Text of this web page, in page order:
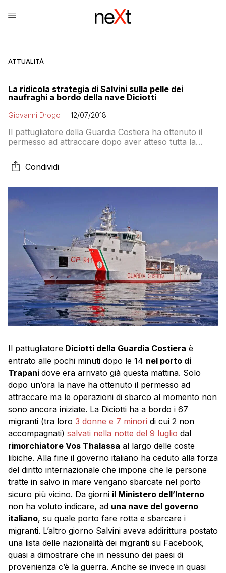
ATTUALITÀ
La ridicola strategia di Salvini sulla pelle dei
naufraghi a bordo della nave Diciotti
Giovanni Drogo 12/07/2018
Il pattugliatore della Guardia Costiera ha ottenuto il
permesso ad attraccare dopo aver atteso tutta la
“facinorosi” in manette e non autorizza lo sbarco.
Sullo sfondo la guerra all’interno del governo tra Lega
Condividi
Il pattugliatore Diciotti della Guardia Costiera è
entrato alle pochi minuti dopo le 14 nel porto di
Trapani dove era arrivato già questa mattina. Solo
dopo un’ora la nave ha ottenuto il permesso ad
attraccare ma le operazioni di sbarco al momento non
sono ancora iniziate. La Diciotti ha a bordo i 67
migranti (tra loro 3 donne e 7 minori di cui 2 non
accompagnati) salvati nella notte del 9 luglio dal
rimorchiatore Vos Thalassa al largo delle coste
libiche. Alla fine il governo italiano ha ceduto alla forza
del diritto internazionale che impone che le persone
tratte in salvo in mare vengano sbarcate nel porto
sicuro più vicino. Da giorni il Ministero dell’Interno
non ha voluto indicare, ad una nave del governo
italiano, su quale porto fare rotta e sbarcare i
migranti. L’altro giorno Salvini aveva addirittura postato
una lista delle nazionalità dei migranti su Facebook,
quasi a dimostrare che in nessuno dei paesi di
provenienza c’è la guerra. Anche se invece in quasi